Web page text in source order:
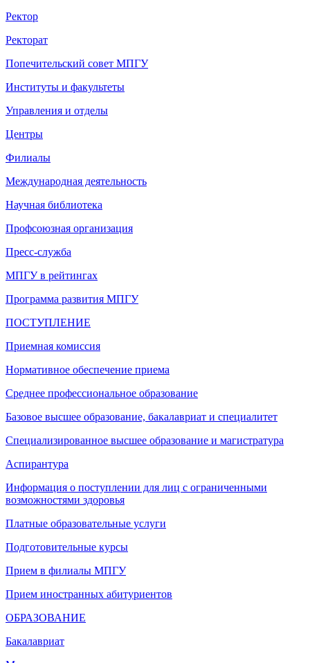
Ректор
Ректорат
Попечительский совет МПГУ
Институты и факультеты
Управления и отделы
Центры
Филиалы
Международная деятельность
Научная библиотека
Профсоюзная организация
Пресс-служба
МПГУ в рейтингах
Программа развития МПГУ
ПОСТУПЛЕНИЕ
Приемная комиссия
Нормативное обеспечение приема
Среднее профессиональное образование
Базовое высшее образование, бакалавриат и специалитет
Специализированное высшее образование и магистратура
Аспирантура
Информация о поступлении для лиц с ограниченными
возможностями здоровья
Платные образовательные услуги
Подготовительные курсы
Прием в филиалы МПГУ
Прием иностранных абитуриентов
ОБРАЗОВАНИЕ
Бакалавриат